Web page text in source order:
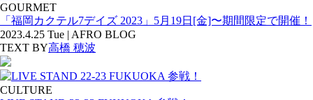
GOURMET
「福岡カクテル7デイズ 2023」5月19日[金]〜期間限定で開催！
2023.4.25 Tue | AFRO BLOG
TEXT BY高橋 穂波
CULTURE